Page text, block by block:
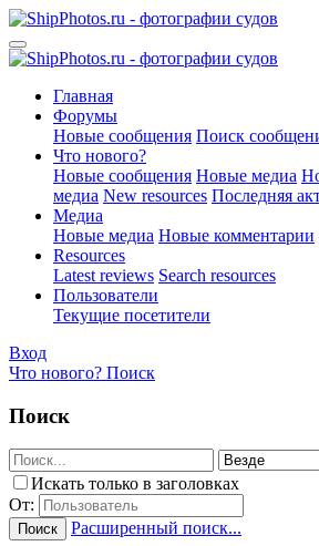
Главная
Форумы
Новые сообщения Поиск
Что нового?
Новые сообщения Новые медиа
медиа New resources Последняя
Медиа
Новые медиа Новые комментарии
Resources
Latest reviews Search resources
Пользователи
Текущие посетители
Вход
Что нового? Поиск
Поиск
Искать только в заголовках
От:
Поиск Расширенный поиск...